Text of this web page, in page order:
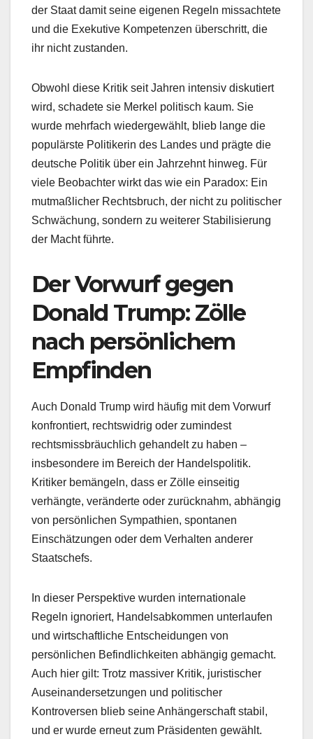
der Staat damit seine eigenen Regeln missachtete
und die Exekutive Kompetenzen überschritt, die
ihr nicht zustanden.
Obwohl diese Kritik seit Jahren intensiv diskutiert
wird, schadete sie Merkel politisch kaum. Sie
wurde mehrfach wiedergewählt, blieb lange die
populärste Politikerin des Landes und prägte die
deutsche Politik über ein Jahrzehnt hinweg. Für
viele Beobachter wirkt das wie ein Paradox: Ein
mutmaßlicher Rechtsbruch, der nicht zu politischer
Schwächung, sondern zu weiterer Stabilisierung
der Macht führte.
Der Vorwurf gegen
Donald Trump: Zölle
nach persönlichem
Empfinden
Auch Donald Trump wird häufig mit dem Vorwurf
konfrontiert, rechtswidrig oder zumindest
rechtsmissbräuchlich gehandelt zu haben –
insbesondere im Bereich der Handelspolitik.
Kritiker bemängeln, dass er Zölle einseitig
verhängte, veränderte oder zurücknahm, abhängig
von persönlichen Sympathien, spontanen
Einschätzungen oder dem Verhalten anderer
Staatschefs.
In dieser Perspektive wurden internationale
Regeln ignoriert, Handelsabkommen unterlaufen
und wirtschaftliche Entscheidungen von
persönlichen Befindlichkeiten abhängig gemacht.
Auch hier gilt: Trotz massiver Kritik, juristischer
Auseinandersetzungen und politischer
Kontroversen blieb seine Anhängerschaft stabil,
und er wurde erneut zum Präsidenten gewählt.